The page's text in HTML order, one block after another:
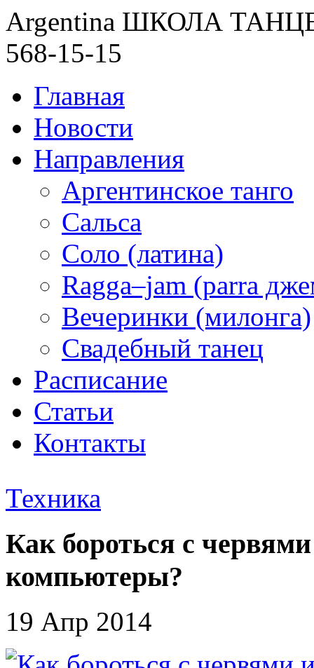
Argentina ШКОЛА
568-15-15
Главная
Новости
Направления
Аргентинское танго
Сальса
Соло (латина)
Ragga–jam (parra
Вечеринки (милонга)
Свадебный танец
Расписание
Статьи
Контакты
Техника
Как бороться с
компьютеры?
19 Апр 2014